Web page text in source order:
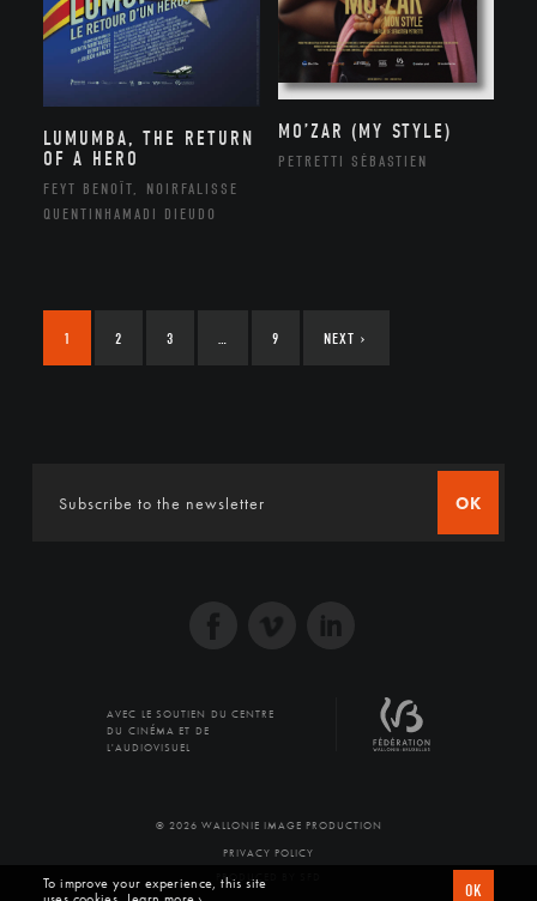
LUMUMBA, THE RETURN
OF A HERO
FEYT BENOÎT, NOIRFALISSE
QUENTINHAMADI DIEUDO
MO’ZAR (MY STYLE)
PETRETTI SÉBASTIEN
1 2 3 … 9 NEXT ›
OK
AVEC LE SOUTIEN DU CENTRE
DU CINÉMA ET DE
L'AUDIOVISUEL
© 2026 WALLONIE IMAGE PRODUCTION
PRIVACY POLICY
PRODUCED BY SFD
To improve your experience, this site
OK